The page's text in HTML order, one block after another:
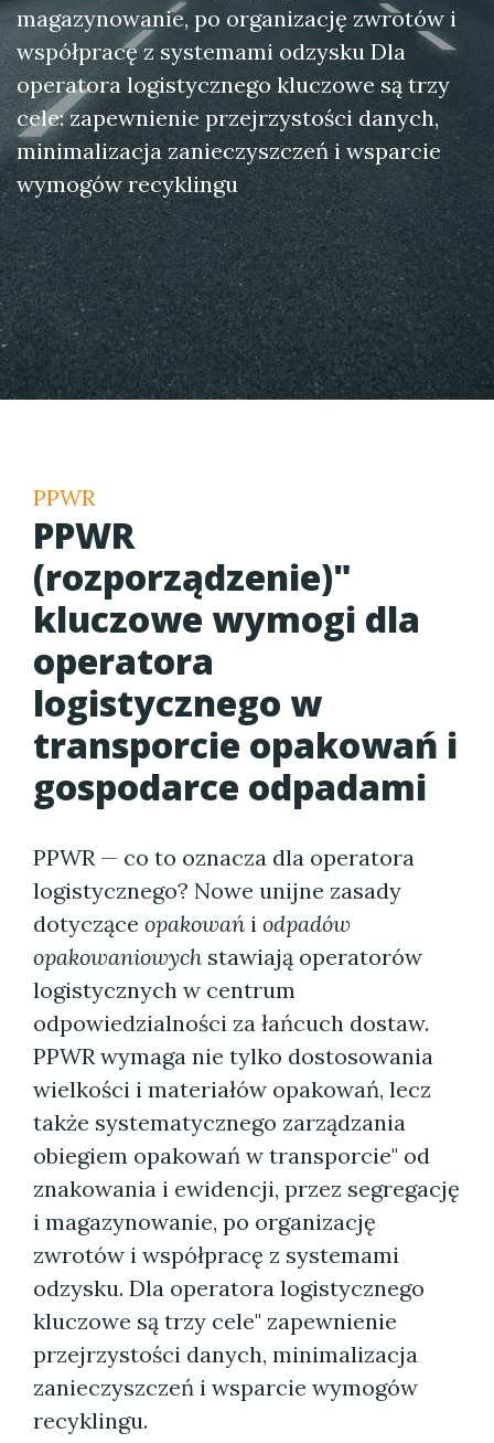
magazynowanie, po organizację zwrotów i
współpracę z systemami odzysku Dla
operatora logistycznego kluczowe są trzy
cele: zapewnienie przejrzystości danych,
minimalizacja zanieczyszczeń i wsparcie
wymogów recyklingu
PPWR
PPWR
(rozporządzenie)"
kluczowe wymogi dla
operatora
logistycznego w
transporcie opakowań i
gospodarce odpadami
PPWR — co to oznacza dla operatora
logistycznego? Nowe unijne zasady
dotyczące opakowań i odpadów
opakowaniowych stawiają operatorów
logistycznych w centrum
odpowiedzialności za łańcuch dostaw.
PPWR wymaga nie tylko dostosowania
wielkości i materiałów opakowań, lecz
także systematycznego zarządzania
obiegiem opakowań w transporcie" od
znakowania i ewidencji, przez segregację
i magazynowanie, po organizację
zwrotów i współpracę z systemami
odzysku. Dla operatora logistycznego
kluczowe są trzy cele" zapewnienie
przejrzystości danych, minimalizacja
zanieczyszczeń i wsparcie wymogów
recyklingu.